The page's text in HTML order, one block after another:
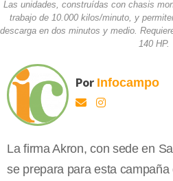
Las unidades, construídas con chasis
trabajo de 10.000 kilos/minuto, y
descarga en dos minutos y medio.
140 HP.
Por Infocampo
La firma Akron, con sede en
se prepara para esta